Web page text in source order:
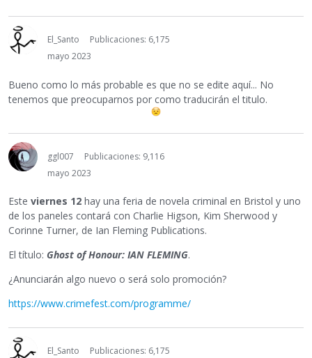
El_Santo
Publicaciones: 6,175
mayo 2023
Bueno como lo más probable es que no se edite aquí... No
tenemos que preocuparnos por como traducirán el titulo.
ggl007
Publicaciones: 9,116
mayo 2023
Este viernes 12 hay una feria de novela criminal en Bristol y uno
de los paneles contará con Charlie Higson, Kim Sherwood y
Corinne Turner, de Ian Fleming Publications.
El título: Ghost of Honour: IAN FLEMING.
¿Anunciarán algo nuevo o será solo promoción?
https://www.crimefest.com/programme/
El_Santo
Publicaciones: 6,175